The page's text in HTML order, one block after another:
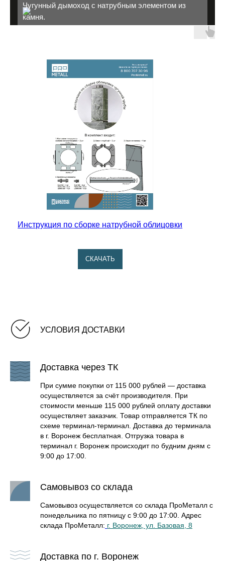
Чугунный дымоход с натрубным элементом из
камня.
Как выбрать печь для бани.
Парная в бане. Как правильно подготовиться к
Эргономика и планировка бани.
Инструкция по сборке натрубной облицовки
CКАЧАТЬ
УСЛОВИЯ ДОСТАВКИ
Доставка через ТК
При сумме покупки от 115 000 рублей — доставка
осуществляется за счёт производителя. При
стоимости меньше 115 000 рублей оплату доставки
осуществляет заказчик. Товар отправляется ТК по
схеме терминал-терминал. Доставка до терминала
в г. Воронеж бесплатная. Отгрузка товара в
терминал г. Воронеж происходит по будним дням с
9:00 до 17:00.
Самовывоз со склада
Самовывоз осуществляется со склада ПроМеталл с
понедельника по пятницу с 9:00 до 17:00. Адрес
склада ПроМеталл: г. Воронеж, ул. Базовая, 8
Доставка по г. Воронеж